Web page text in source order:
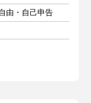
由・自己申告